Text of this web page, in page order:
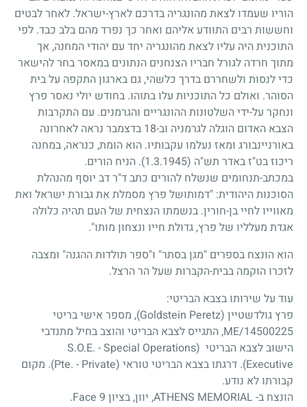
הוריו שעמדו לצאת מהונגריה בדרכם לארץ-ישראל. לאחר לבטים
וחששות רבים התוודע אליהם ואחר כך נפרד מהם בלב כבד. לפי
התוכנית היה עליו לצאת מהונגריה יחד עם יהודי המחנה, אך
מתוך חרדה לגורל חבריו הצנחנים הנתונים במאסר בחר להישאר
כדי לנסות ולשחררם בדרך כלשהי, גם בארגון התקפה על בית
הסוהר. ואולם כל התוכניות עלו בתוהו. בחודש יולי נאסר פרץ
ונחקר על-ידי השלטונות ההונגריים והגרמנים. עם התקרבות
הצבא האדום הוגלה לגרמניה וב-18 בדצמבר נראה לאחרונה
באורניינבורג ומאז נעלמו עקבותיו. הוא הומת, כנראה, במחנה
ריכוז בט"ז באדר תש"ה (1.3.1945)
. הניח הורים.
במכתב-תנחומים שנשלח להורים כתב ד"ר דב יוסף מהנהלת
הסוכנות היהודית: "דמותושל פרץ מסמלת את גבורת ישראל ואת
מאווייו לחיי בן-חורין. בנשמתו הנצחית של העם תהיה כלולה
אגדת מעלליו של פרץ, גדולת חייו ונצחון מותו".
הוא הונצח בספרים "מגן בסתר" ו"ספר תולדות ההגנה" ומצבה
לזכרו הוקמה בבית-הקברות שעל הר הרצל.
עוד על שירותו בצבא הבריטי:
פרץ גולדשטיין (Goldstein Peretz), מספר אישי בריטי
ME/14500225, התגייס לצבא הבריטי והוצב בחיל מתנדבי
הישוב לצבא הבריטי (S.O.E. - Special Operations
Executive). דרגתו בצבא הבריטי טוראי (Pte. - Private). מקום
קבורתו לא נודע.
הונצח ב- ATHENS MEMORIAL, יוון, בציון Face 9.